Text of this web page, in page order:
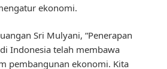
ekonomi.
Sri Mulyani, “Penerapan
Indonesia telah membawa
pembangunan ekonomi. Kita